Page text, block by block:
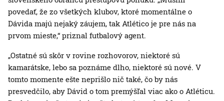
povedať, že zo všetkých klubov, ktoré momentálne o
Dávida majú nejaký záujem, tak Atlético je pre nás na
prvom mieste,“ priznal futbalový agent.
„Ostatné sú skôr v rovine rozhovorov, niektoré sú
kamarátske, lebo sa poznáme dlho, niektoré sú nové. V
tomto momente ešte neprišlo nič také, čo by nás
presvedčilo, aby Dávid o tom premýšľal viac ako o Atléticu.